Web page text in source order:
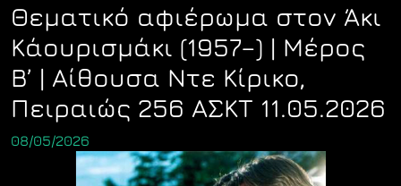
Θεματικό αφιέρωμα στον Άκι
Κάουρισμάκι (1957–) | Μέρος
Β’ | Αίθουσα Ντε Κίρικο,
Πειραιώς 256 ΑΣΚΤ 11.05.2026
08/05/2026